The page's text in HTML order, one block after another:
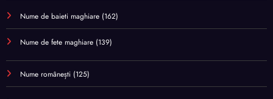
Nume de baieti maghiare (162)
Nume de fete maghiare (139)
Nume românești (125)